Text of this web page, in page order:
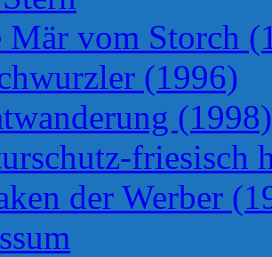
Mär vom Storch
(1996)
(1998)
friesisch
der Werber